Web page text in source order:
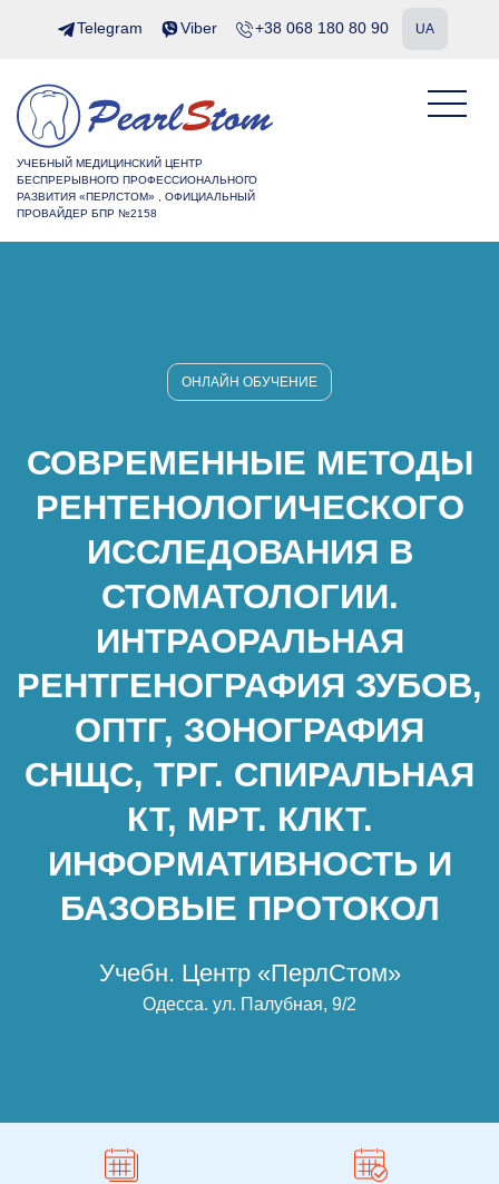
Telegram Viber +38 068 180 80 90 UA
УЧЕБНЫЙ МЕДИЦИНСКИЙ ЦЕНТР
БЕСПРЕРЫВНОГО ПРОФЕССИОНАЛЬНОГО
РАЗВИТИЯ «ПЕРЛСТОМ» , ОФИЦИАЛЬНЫЙ
ПРОВАЙДЕР БПР №2158
ОНЛАЙН ОБУЧЕНИЕ
СОВРЕМЕННЫЕ МЕТОДЫ
РЕНТЕНОЛОГИЧЕСКОГО
ИССЛЕДОВАНИЯ В
СТОМАТОЛОГИИ.
ИНТРАОРАЛЬНАЯ
РЕНТГЕНОГРАФИЯ ЗУБОВ,
ОПТГ, ЗОНОГРАФИЯ
СНЩС, ТРГ. СПИРАЛЬНАЯ
КТ, МРТ. КЛКТ.
ИНФОРМАТИВНОСТЬ И
БАЗОВЫЕ ПРОТОКОЛ
Учебн. Центр «ПерлСтом»
Одесса. ул. Палубная, 9/2